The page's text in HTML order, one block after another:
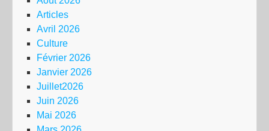
Articles
Avril 2026
Culture
Février 2026
Janvier 2026
Juillet2026
Juin 2026
Mai 2026